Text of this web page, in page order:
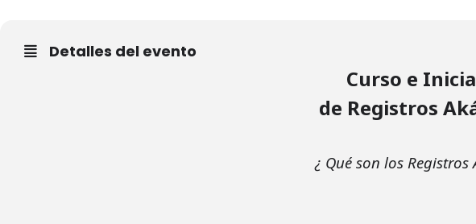
Detalles del evento
Curso e
de Registros
¿ Qué son los Registros